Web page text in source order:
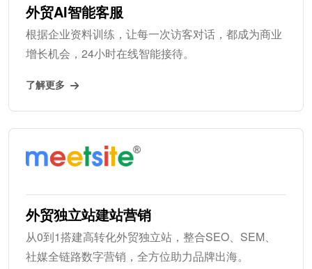
外贸AI智能客服
根据企业资料训练，让每一次访客对话，都成为商业
增长机会，24小时在线智能接待。
了解更多
外贸独立站建站营销
从0到1搭建高转化外贸独立站，整合SEO、SEM、
社媒全链路数字营销，全方位助力品牌出海。